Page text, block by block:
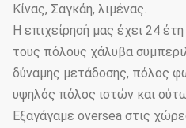
Ικανότητα αντι-
36.9m/s
Αντιδιαβρωτική
≥20 έτη
Πάχος
Κίνας, Σαγκάη, λιμένας.
Η επιχείρησή μας έχει 24
τους πόλους χάλυβα
δύναμης μετάδοσης, πόλος
υψηλός πόλος ιστών και
Εξαγάγαμε oversea στις